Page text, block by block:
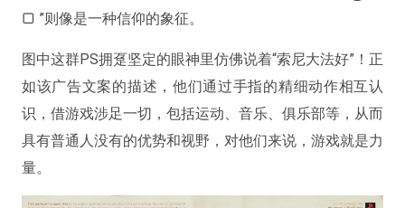
▢ ”则像是一种信仰的象征。
图中这群PS拥趸坚定的眼神里仿佛说着“索尼大法好”！正
如该广告文案的描述，他们通过手指的精细动作相互认
识，借游戏涉足一切，包括运动、音乐、俱乐部等，从而
具有普通人没有的优势和视野，对他们来说，游戏就是力
量。